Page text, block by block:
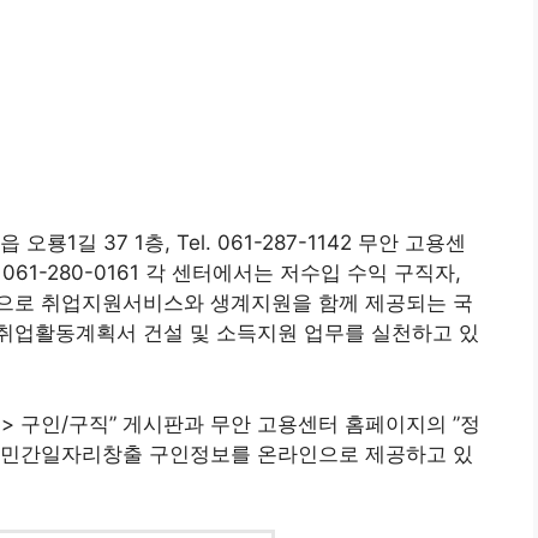
오룡1길 37 1층, Tel. 061-287-1142 무안 고용센
280-0161 각 센터에서는 저수입 수익 구직자,
취업지원서비스와 생계지원을 함께 제공되는 국
활동계획서 건설 및 소득지원 업무를 실천하고 있
구인/구직” 게시판과 무안 고용센터 홈페이지의 ”정
간일자리창출 구인정보를 온라인으로 제공하고 있